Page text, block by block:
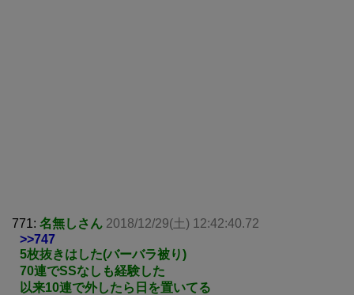
771: 名無しさん 2018/12/29(土) 12:42:40.72
>>747
5枚抜きはした(バーバラ被り)
70連でSSなしも経験した
以来10連で外したら日を置いてる